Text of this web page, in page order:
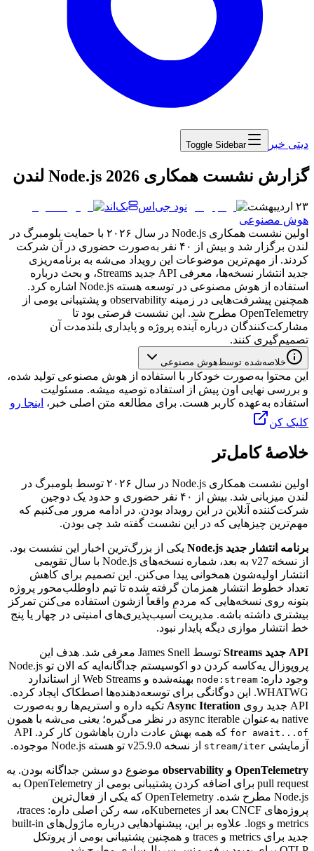
دیتی خبر Toggle Sidebar
‏گزارش نشست همکاری Node.js 2026 لندن
۲۳ اردیبهشت نود جی‌اس
بک‌اند
هوش مصنوعی
اولین نشست همکاری Node.js در سال ۲۰۲۶ با حمایت بلومبرگ در
لندن برگزار شد و بیش از ۴۰ نفر به‌صورت حضوری در آن شرکت
کردند. از مهم‌ترین موضوعات این رویداد می‌شه به برنامه‌ریزی
جدید انتشار نسخه‌ها، معرفی API جدید Streams، و بحث درباره
استفاده از هوش مصنوعی در توسعه هسته Node.js اشاره کرد.
همچنین پیشرفت‌هایی در زمینه observability و پشتیبانی بومی از
OpenTelemetry مطرح شد. این نشست فرصتی بود تا
مشارکت‌کنندگان درباره آینده پروژه و پایداری بلندمدت آن
تصمیم‌گیری کنند.
خلاصه‌شده توسطهوش مصنوعی
این محتوا به‌صورت خودکار با استفاده از هوش مصنوعی تولید شده،
و بررسی نهایی اون پیش از استفاده توصیه میشه. مسئولیت
استفاده به‌عهده کاربر هست. برای مطالعه متن اصلی خبر، اینجا رو
کلیک کن
خلاصهٔ کامل‌تر
اولین نشست همکاری Node.js در سال ۲۰۲۶ توسط بلومبرگ در
لندن میزبانی شد. بیش از ۴۰ نفر حضوری و حدود یک دوجین
شرکت‌کننده آنلاین در این رویداد بودن. در ادامه مرور می‌کنیم که
مهم‌ترین چیزهایی که در این نشست گفته شد چی بودن.
برنامه انتشار جدید Node.js یکی از بزرگ‌ترین اخبار این نشست بود.
از نسخه v27 به بعد، شماره نسخه‌های Node.js با سال تقویمی
انتشار
اولیه‌شون همخوانی پیدا می‌کنن. این تصمیم برای کاهش
تعداد خطوط انتشار همزمان گرفته شده تا تیم داوطلب‌محور پروژه
بتونه روی نسخه‌هایی که مردم واقعاً ازشون استفاده می‌کنن تمرکز
بیشتری داشته باشه. مدیریت آسیب‌پذیری‌های امنیتی در چهار یا پنج
خط انتشار موازی دیگه پایدار نبود.
API جدید Streams توسط James Snell معرفی شد. هدف این
پروپوزال یه‌کاسه کردن دو اکوسیستم جداگانه‌ایه که الان تو Node.js
وجود داره: node:stream بهینه‌شده و Web Streams از
استاندارد
WHATWG
. این دوگانگی برای توسعه‌دهنده‌ها اصطکاک ایجاد کرده.
API جدید روی Async Iteration تکیه داره و استریم‌ها رو به‌صورت
native به‌عنوان async iterable در نظر می‌گیره؛ یعنی می‌شه با همون
for await...of که همه بهش عادت دارن باهاشون کار کرد. API
آزمایشی stream/iter از نسخه v25.9.0 تو هسته Node.js موجوده.
OpenTelemetry و observability موضوع دو سشن جداگانه بودن. یه
pull request برای اضافه کردن پشتیبانی بومی از OpenTelemetry به
Node.js مطرح شده. OpenTelemetry که یکی از فعال‌ترین
پروژه‌های CNCF بعد از Kubernetes‌ه، سه رکن اصلی داره: traces،
metrics و logs
. علاوه بر این، پیشنهادهایی درباره ماژول‌های built-in
جدید برای metrics و traces و همچنین پشتیبانی بومی از پروتکل